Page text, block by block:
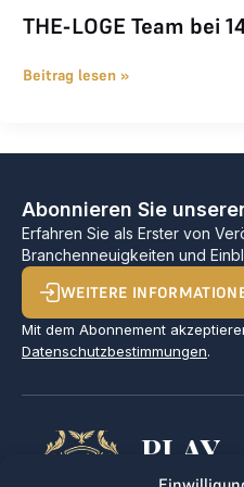
THE-LOGE Team bei
Beitrag lesen »
Abonnieren Sie
Erfahren Sie als Erster von
Branchenneuigkeiten und
WEITERE
Mit dem Abonnement
Datenschutzbestimmungen.
PLAY